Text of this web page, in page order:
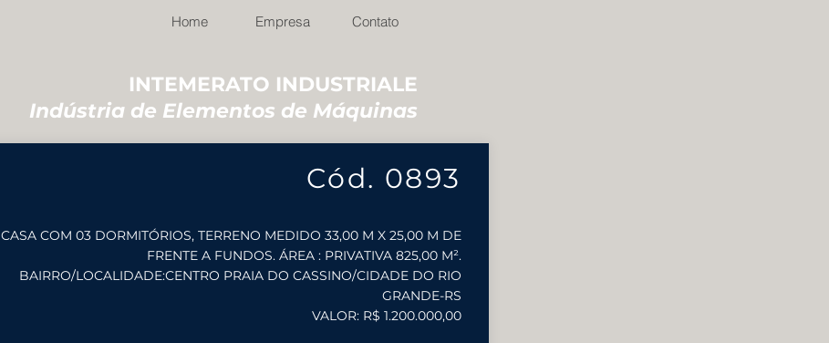
Home Empresa Contato
INTEMERATO INDUSTRIALE
Indústria de Elementos de Máquinas
Cód. 0893
CASA COM 03 DORMITÓRIOS, TERRENO MEDIDO 33,00 M X 25,00 M DE
FRENTE A FUNDOS. ÁREA : PRIVATIVA 825,00 M².
BAIRRO/LOCALIDADE:CENTRO PRAIA DO CASSINO/CIDADE DO RIO
GRANDE-RS
VALOR: R$ 1.200.000,00